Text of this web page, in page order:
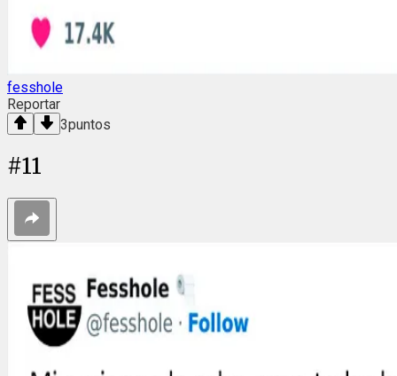
fesshole
Reportar
3puntos
#11